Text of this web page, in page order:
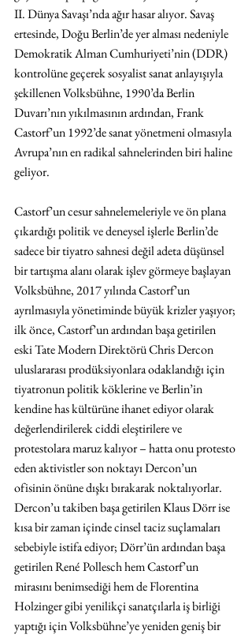
II. Dünya Savaşı’nda ağır hasar alıyor. Savaş
ertesinde, Doğu Berlin’de yer alması nedeniyle
Demokratik Alman Cumhuriyeti’nin (DDR)
kontrolüne geçerek sosyalist sanat anlayışıyla
şekillenen Volksbühne, 1990’da Berlin
Duvarı’nın yıkılmasının ardından, Frank
Castorf’un 1992’de sanat yönetmeni olmasıyla
Avrupa’nın en radikal sahnelerinden biri haline
geliyor.
Castorf’un cesur sahnelemeleriyle ve ön plana
çıkardığı politik ve deneysel işlerle Berlin’de
sadece bir tiyatro sahnesi değil adeta düşünsel
bir tartışma alanı olarak işlev görmeye başlayan
Volksbühne, 2017 yılında Castorf’un
ayrılmasıyla yönetiminde büyük krizler yaşıyor;
ilk önce, Castorf’un ardından başa getirilen
eski Tate Modern Direktörü Chris Dercon
uluslararası prodüksiyonlara odaklandığı için
tiyatronun politik köklerine ve Berlin’in
kendine has kültürüne ihanet ediyor olarak
değerlendirilerek ciddi eleştirilere ve
protestolara maruz kalıyor – hatta onu protesto
eden aktivistler son noktayı Dercon’un
ofisinin önüne dışkı bırakarak noktalıyorlar.
Dercon’u takiben başa getirilen Klaus Dörr ise
kısa bir zaman içinde cinsel taciz suçlamaları
sebebiyle istifa ediyor; Dörr’ün ardından başa
getirilen RenéPollesch hem Castorf’un
mirasını benimsediği hem de Florentina
Holzinger gibi yenilikçi sanatçılarla iş birliği
yaptığı için Volksbühne’ye yeniden geniş bir